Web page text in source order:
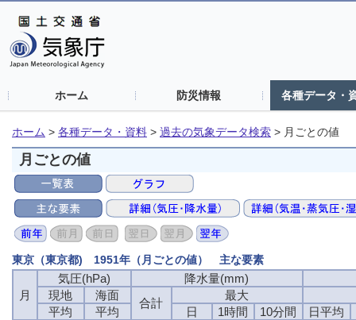
ホーム 防災情報 各種データ・
ホーム > 各種データ・資料 > 過去の気象データ検索 > 月ごとの値
月ごとの値
東京（東京都) 1951年（月ごとの値） 主な要素
月
気圧(hPa)
降水量(mm)
現地
海面
合計
最大
平均
平均 日 1時間 10分間
日平均